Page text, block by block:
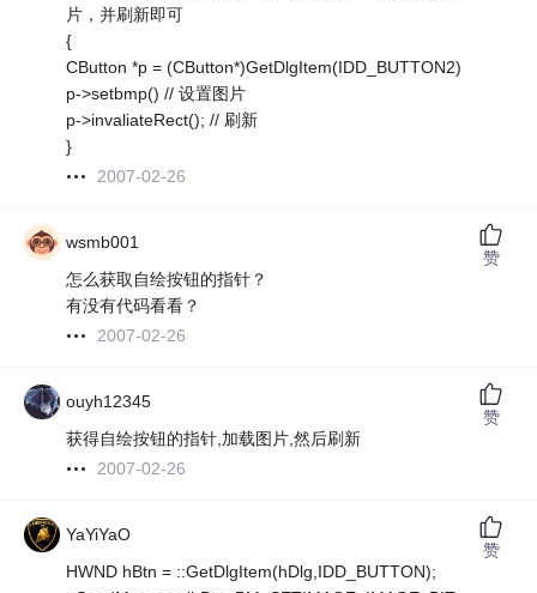
片，并刷新即可
{
CButton *p = (CButton*)GetDlgItem(IDD_BUTTON2)
p->setbmp() // 设置图片
p->invaliateRect(); // 刷新
}
2007-02-26
wsmb001
怎么获取自绘按钮的指针？
有没有代码看看？
2007-02-26
赞
ouyh12345
获得自绘按钮的指针,加载图片,然后刷新
2007-02-26
赞
YaYiYaO
HWND hBtn = ::GetDlgItem(hDlg,IDD_BUTTON);
赞